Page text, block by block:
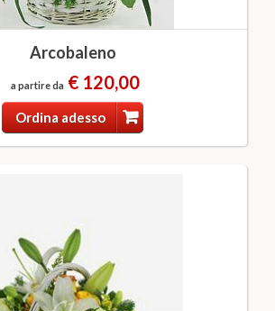
Arcobaleno
a partire da € 120,00
Ordina adesso